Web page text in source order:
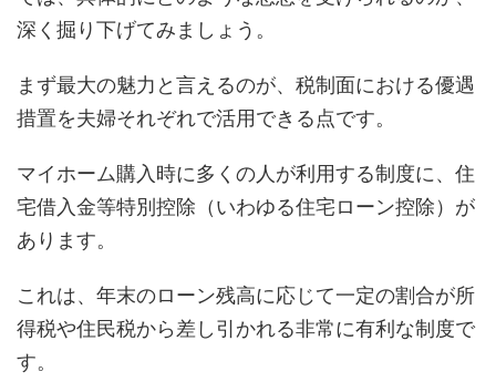
深く掘り下げてみましょう。
まず最大の魅力と言えるのが、税制面における優遇
措置を夫婦それぞれで活用できる点です。
マイホーム購入時に多くの人が利用する制度に、住
宅借入金等特別控除（いわゆる住宅ローン控除）が
あります。
これは、年末のローン残高に応じて一定の割合が所
得税や住民税から差し引かれる非常に有利な制度で
す。